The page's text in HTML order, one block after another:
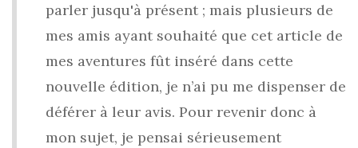
parler jusqu'à présent ; mais plusieurs de
mes amis ayant souhaité que cet article de
mes aventures fût inséré dans cette
nouvelle édition, je n’ai pu me dispenser de
déférer à leur avis. Pour revenir donc à
mon sujet, je pensai sérieusement